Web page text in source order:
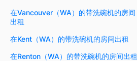
在Vancouver（WA）的带洗碗机的房间
出租
在Kent（WA）的带洗碗机的房间出租
在Renton（WA）的带洗碗机的房间出租